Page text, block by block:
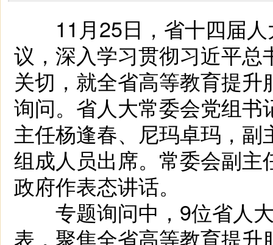
11月25日，省十四届人
议，深入学习贯彻习近平
关切，就全省高等教育提
询问。省人大常委会党组
主任杨逢春、尼玛卓玛，
组成人员出席。常委会副
政府作表态讲话。
专题询问中，9位省人大
表，聚焦全省高等教育提